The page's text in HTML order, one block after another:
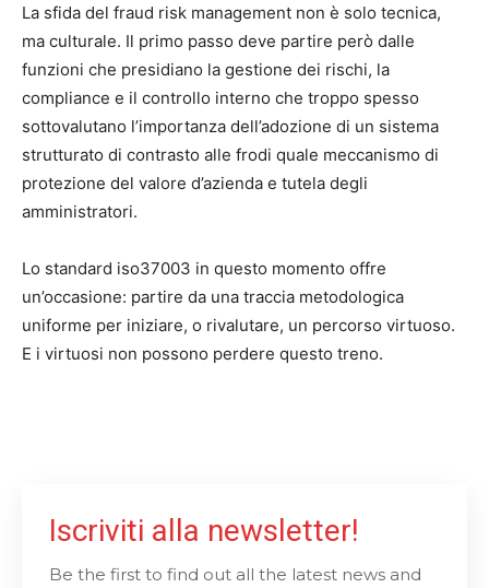
La sfida del fraud risk management non è solo tecnica,
ma culturale. Il primo passo deve partire però dalle
funzioni che presidiano la gestione dei rischi, la
compliance e il controllo interno che troppo spesso
sottovalutano l’importanza dell’adozione di un sistema
strutturato di contrasto alle frodi quale meccanismo di
protezione del valore d’azienda e tutela degli
amministratori.
Lo standard iso37003 in questo momento offre
un’occasione: partire da una traccia metodologica
uniforme per iniziare, o rivalutare, un percorso virtuoso.
E i virtuosi non possono perdere questo treno.
Iscriviti alla newsletter!
Be the first to find out all the latest news and